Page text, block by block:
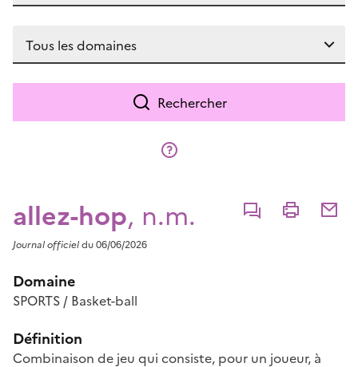
Rechercher
allez-hop, n.m. CommenterImprimer
Journal officieldu 06/06/2026
Domaine
SPORTS / Basket-ball
Définition
Combinaison de jeu qui consiste, pour un joueur, à